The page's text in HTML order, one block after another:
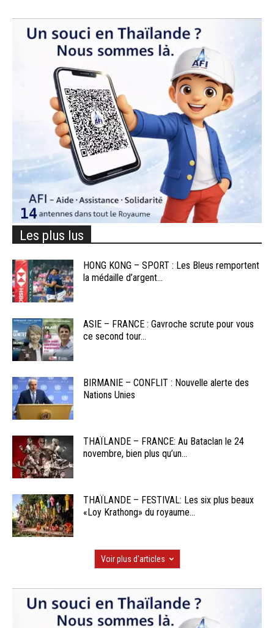
Les plus lus
HONG KONG – SPORT : Les Bleus remportent
la médaille d’argent...
ASIE – FRANCE : Gavroche scrute pour vous
ce second tour...
BIRMANIE – CONFLIT : Nouvelle alerte des
Nations Unies
THAÏLANDE – FRANCE: Au Bataclan le 24
novembre, bien plus qu’un...
THAÏLANDE – FESTIVAL: Les six plus beaux
«Loy Krathong» du royaume...
Voir plus d'articles